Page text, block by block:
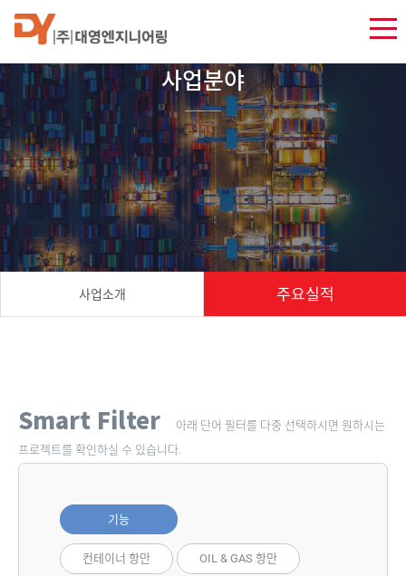
사업소개 주요실적
사업분야
Smart Filter
아래 단어 필터를 다중 선택하시면 원하시는
프로젝트를 확인하실 수 있습니다.
기능
컨테이너 항만 OIL & GAS 항만